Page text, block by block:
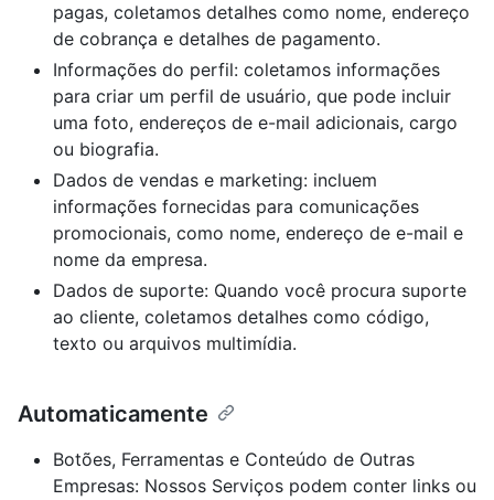
pagas, coletamos detalhes como nome, endereço
de cobrança e detalhes de pagamento.
Informações do perfil: coletamos informações
para criar um perfil de usuário, que pode incluir
uma foto, endereços de e-mail adicionais, cargo
ou biografia.
Dados de vendas e marketing: incluem
informações fornecidas para comunicações
promocionais, como nome, endereço de e-mail e
nome da empresa.
Dados de suporte: Quando você procura suporte
ao cliente, coletamos detalhes como código,
texto ou arquivos multimídia.
Automaticamente
Botões, Ferramentas e Conteúdo de Outras
Empresas: Nossos Serviços podem conter links ou